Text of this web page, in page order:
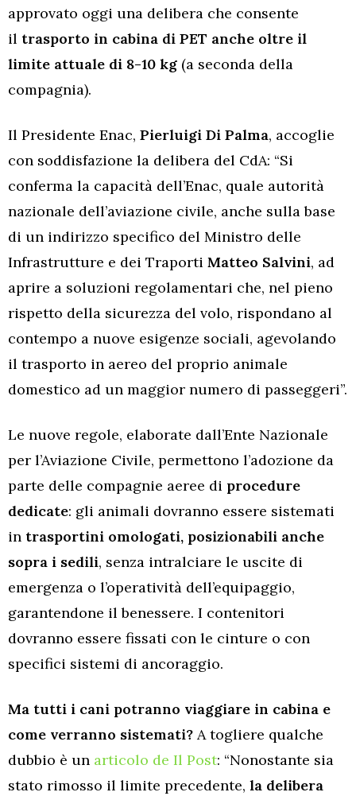
approvato oggi una delibera che consente
il trasporto in cabina di PET anche oltre il
limite attuale di 8-10 kg (a seconda della
compagnia).
Il Presidente Enac, Pierluigi Di Palma, accoglie
con soddisfazione la delibera del CdA: “Si
conferma la capacità dell’Enac, quale autorità
nazionale dell’aviazione civile, anche sulla base
di un indirizzo specifico del Ministro delle
Infrastrutture e dei Traporti Matteo Salvini, ad
aprire a soluzioni regolamentari che, nel pieno
rispetto della sicurezza del volo, rispondano al
contempo a nuove esigenze sociali, agevolando
il trasporto in aereo del proprio animale
domestico ad un maggior numero di passeggeri”.
Le nuove regole, elaborate dall’Ente Nazionale
per l’Aviazione Civile, permettono l’adozione da
parte delle compagnie aeree di procedure
dedicate: gli animali dovranno essere sistemati
in trasportini omologati, posizionabili anche
sopra i sedili, senza intralciare le uscite di
emergenza o l’operatività dell’equipaggio,
garantendone il benessere. I contenitori
dovranno essere fissati con le cinture o con
specifici sistemi di ancoraggio.
Ma tutti i cani potranno viaggiare in cabina e
come verranno sistemati? A togliere qualche
dubbio è un articolo de Il Post: “Nonostante sia
stato rimosso il limite precedente, la delibera